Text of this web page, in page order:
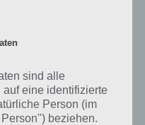
360 Grad
ausweichen, sondern auch
sorgen dabei für
werden und toll
Grafikgenuss.
sind alle
auf eine identifizierte
Person (im
beziehen.